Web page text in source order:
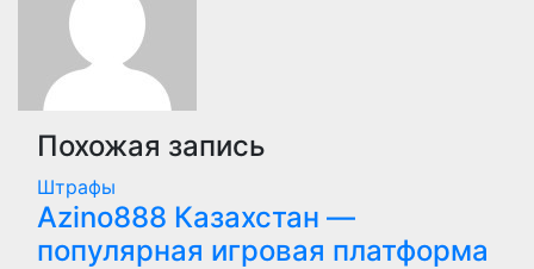
Похожая запись
Штрафы
Azino888 Казахстан —
популярная игровая платформа